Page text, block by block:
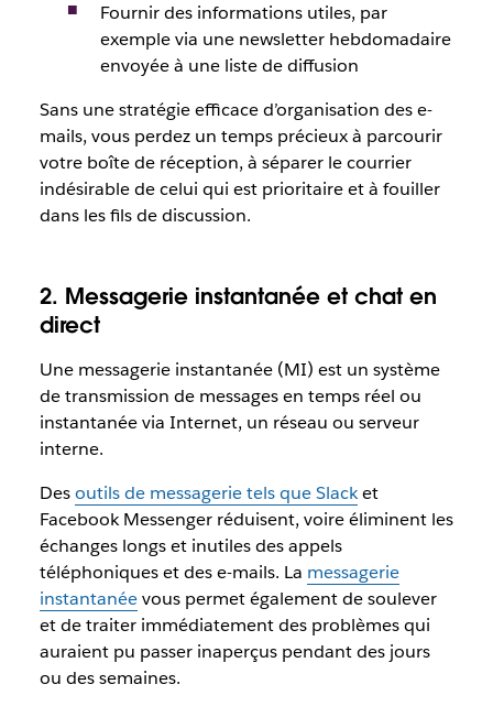
Fournir des informations utiles, par
exemple via une newsletter hebdomadaire
envoyée à une liste de diffusion
Sans une stratégie efficace d’organisation des e-
mails, vous perdez un temps précieux à parcourir
votre boîte de réception, à séparer le courrier
indésirable de celui qui est prioritaire et à fouiller
dans les fils de discussion.
2. Messagerie instantanée et chat en
direct
Une messagerie instantanée (MI) est un système
de transmission de messages en temps réel ou
instantanée via Internet, un réseau ou serveur
interne.
Desoutils de messagerie tels que Slacket
Facebook Messenger réduisent, voire éliminent les
échanges longs et inutiles des appels
téléphoniques et des e-mails. La messagerie
instantanéevous permet également de soulever
et de traiter immédiatement des problèmes qui
auraient pu passer inaperçus pendant des jours
ou des semaines.